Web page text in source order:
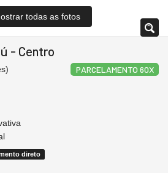
todas as fotos
- Centro
PARCELAMENTO 60X
direto